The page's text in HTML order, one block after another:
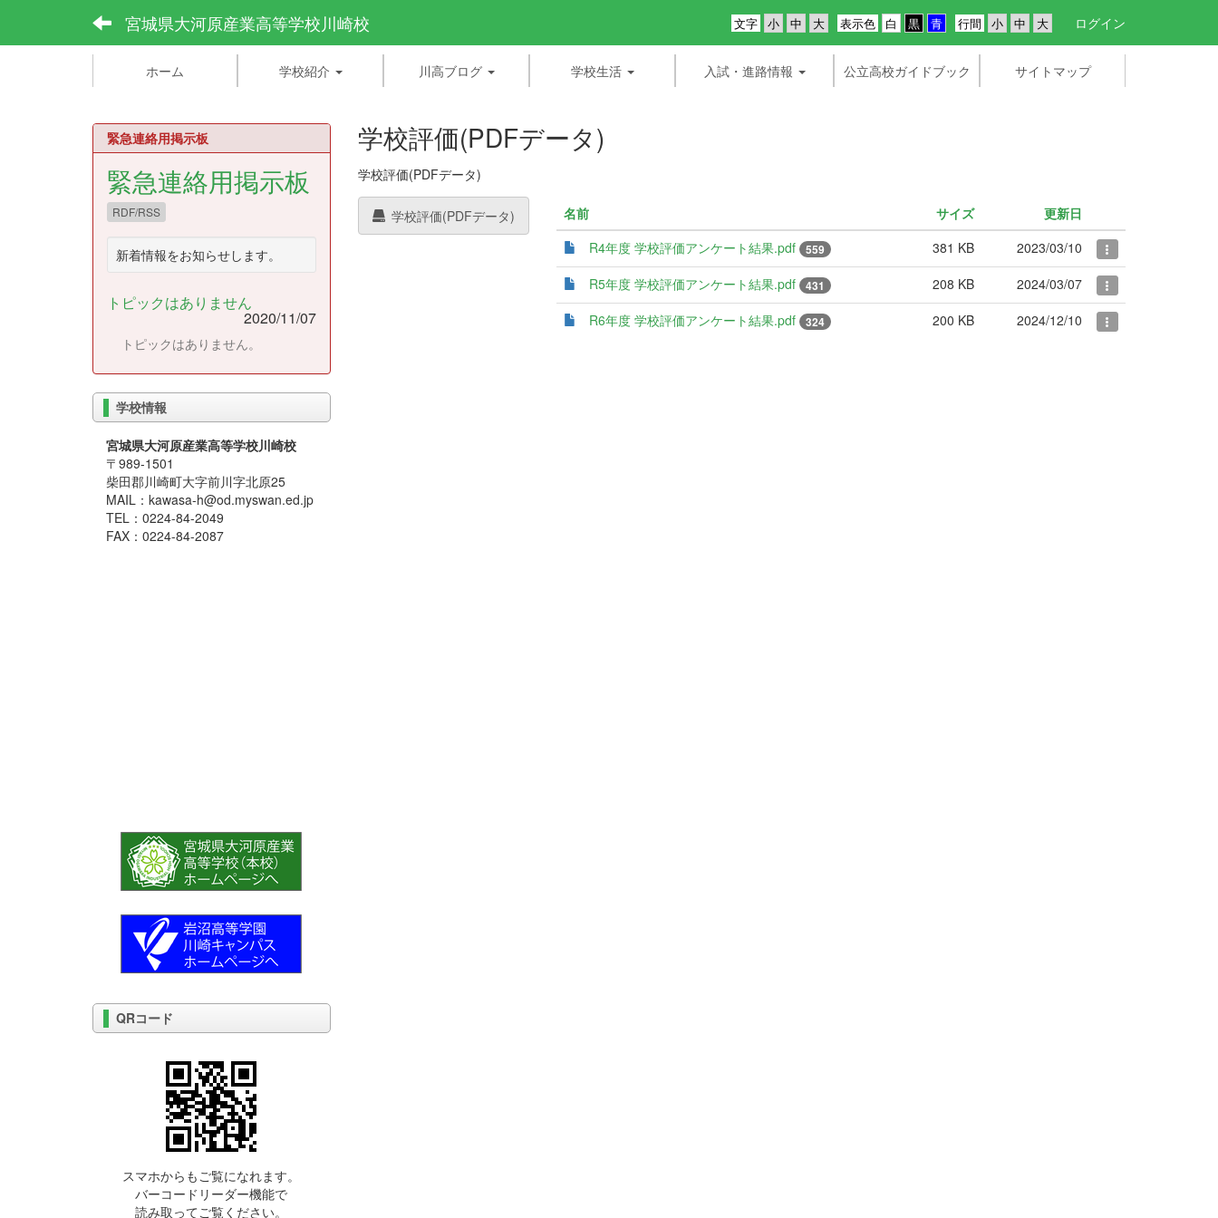
宮城県大河原産業高等学校川崎校 行間
表示色
文字 ログイン
ホーム 学校紹介 川高ブログ 学校生活 入試・進路情報 公立高校ガイドブック サイトマップ
学校評価(PDFデータ)
学校評価(PDFデータ)
学校評価(PDFデータ) 名前 サイズ
更新日
R4年度 学校評価アンケート結果.pdf
559 381 KB
2023/03/10
R5年度 学校評価アンケート結果.pdf
431 208 KB
2024/03/07
R6年度 学校評価アンケート結果.pdf
324 200 KB 2024/12/10
緊急連絡用掲示板
緊急連絡用掲示板
RDF/RSS
新着情報をお知らせします。
トピックはありません
2020/11/07
トピックはありません。
学校情報
宮城県大河原産業高等学校川崎校
〒989-1501
柴田郡川崎町大字前川字北原25
MAIL：kawasa-h@od.myswan.ed.jp
TEL：0224-84-2049
FAX：0224-84-2087
QRコード
スマホからもご覧になれます。
バーコードリーダー機能で
読み取ってご覧ください。